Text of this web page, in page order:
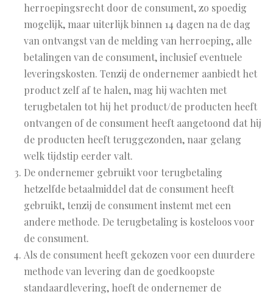
herroepingsrecht door de consument, zo spoedig
mogelijk, maar uiterlijk binnen 14 dagen na de dag
van ontvangst van de melding van herroeping, alle
betalingen van de consument, inclusief eventuele
leveringskosten. Tenzij de ondernemer aanbiedt het
product zelf af te halen, mag hij wachten met
terugbetalen tot hij het product/de producten heeft
ontvangen of de consument heeft aangetoond dat hij
de producten heeft teruggezonden, naar gelang
welk tijdstip eerder valt.
De ondernemer gebruikt voor terugbetaling
hetzelfde betaalmiddel dat de consument heeft
gebruikt, tenzij de consument instemt met een
andere methode. De terugbetaling is kosteloos voor
de consument.
Als de consument heeft gekozen voor een duurdere
methode van levering dan de goedkoopste
standaardlevering, hoeft de ondernemer de